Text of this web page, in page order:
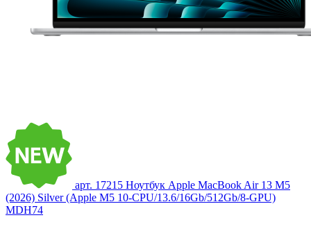
арт. 17215 Ноутбук Apple MacBook Air 13 M5
(2026) Silver (Apple M5 10-CPU/13.6/16Gb/512Gb/8-GPU)
MDH74